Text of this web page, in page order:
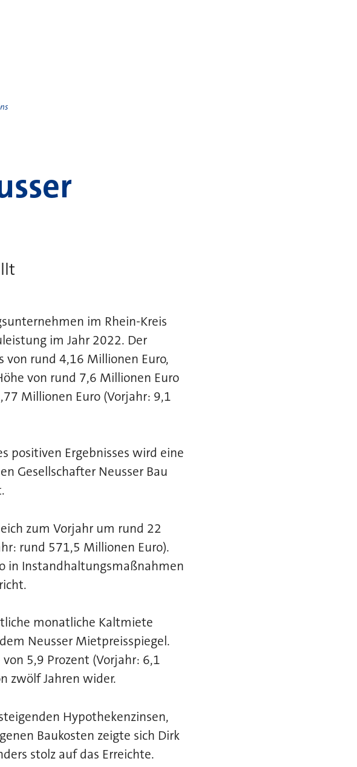
im Rhein-Kreis
im Jahr 2022. Der
von rund 4,16 Millionen Euro,
von rund 7,6 Millionen Euro
Millionen Euro (Vorjahr: 9,1
positiven Ergebnisses wird eine
Gesellschafter Neusser Bau
zum Vorjahr um rund 22
rund 571,5 Millionen Euro).
in Instandhaltungsmaßnahmen
monatliche Kaltmiete
Neusser Mietpreisspiegel.
5,9 Prozent (Vorjahr: 6,1
zwölf Jahren wider.
Hypothekenzinsen,
Baukosten zeigte sich Dirk
stolz auf das Erreichte.